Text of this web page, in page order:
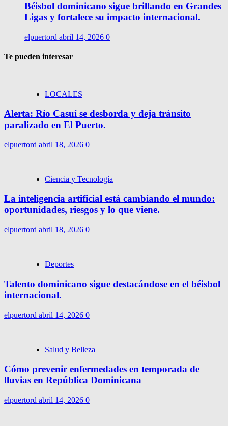
Béisbol dominicano sigue brillando en Grandes
Ligas y fortalece su impacto internacional.
elpuertord abril 14, 2026 0
Te pueden interesar
LOCALES
Alerta: Río Casuí se desborda y deja tránsito
paralizado en El Puerto.
elpuertord abril 18, 2026 0
Ciencia y Tecnología
La inteligencia artificial está cambiando el mundo:
oportunidades, riesgos y lo que viene.
elpuertord abril 18, 2026 0
Deportes
Talento dominicano sigue destacándose en el béisbol
internacional.
elpuertord abril 14, 2026 0
Salud y Belleza
Cómo prevenir enfermedades en temporada de
lluvias en República Dominicana
elpuertord abril 14, 2026 0